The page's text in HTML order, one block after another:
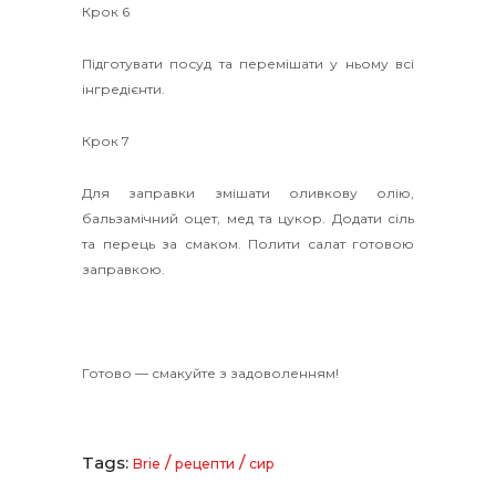
Крок 6
Підготувати посуд та перемішати у ньому всі
інгредієнти.
Крок 7
Для заправки змішати оливкову олію,
бальзамічний оцет, мед та цукор. Додати сіль
та перець за смаком. Полити салат готовою
заправкою.
Готово — смакуйте з задоволенням!
Tags: Brie / рецепти / сир